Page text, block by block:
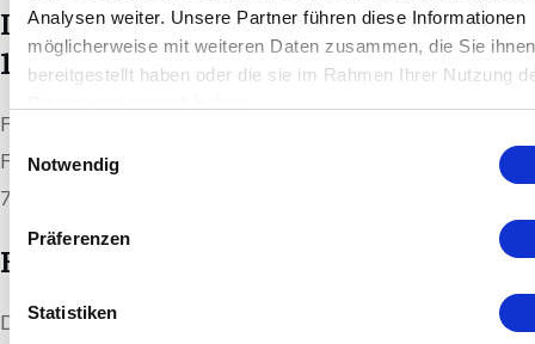
Analysen weiter. Unsere Partner führen diese Informationen
möglicherweise mit weiteren Daten zusammen, die Sie ihnen
bereitgestellt haben oder die sie im Rahmen Ihrer Nutzung
Notwendig
Präferenzen
Statistiken
Inhaltlich Verantwortlicher gem. §
18 Abs.2 MStV:
Patrick Schlenker
Friedhofstraße 1a
77963 Schwanau
EU-Streitschlichtung
Die Europäische Kommission stellt eine Plattform zur